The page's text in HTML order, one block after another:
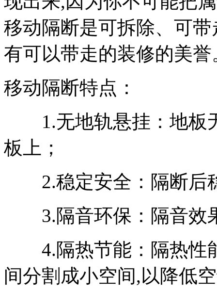
移动隔断是可拆除、可
有可以带走的装修的美誉
移动隔断特点：
1.无地轨悬挂：地板
板上；
2.稳定安全：隔断后
3.隔音环保：隔音效
4.隔热节能：隔热性
间分割成小空间,以降低